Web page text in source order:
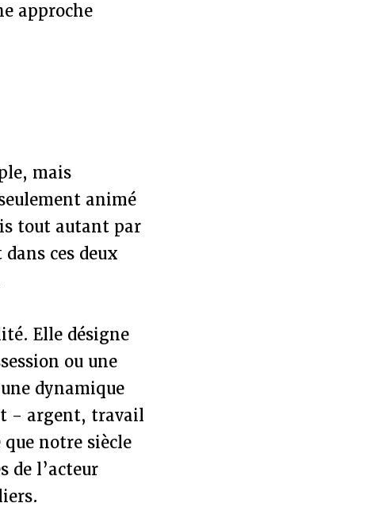
approche
mais
animé
tout autant par
ces deux
Elle désigne
ou une
dynamique
- argent, travail
notre siècle
de l’acteur